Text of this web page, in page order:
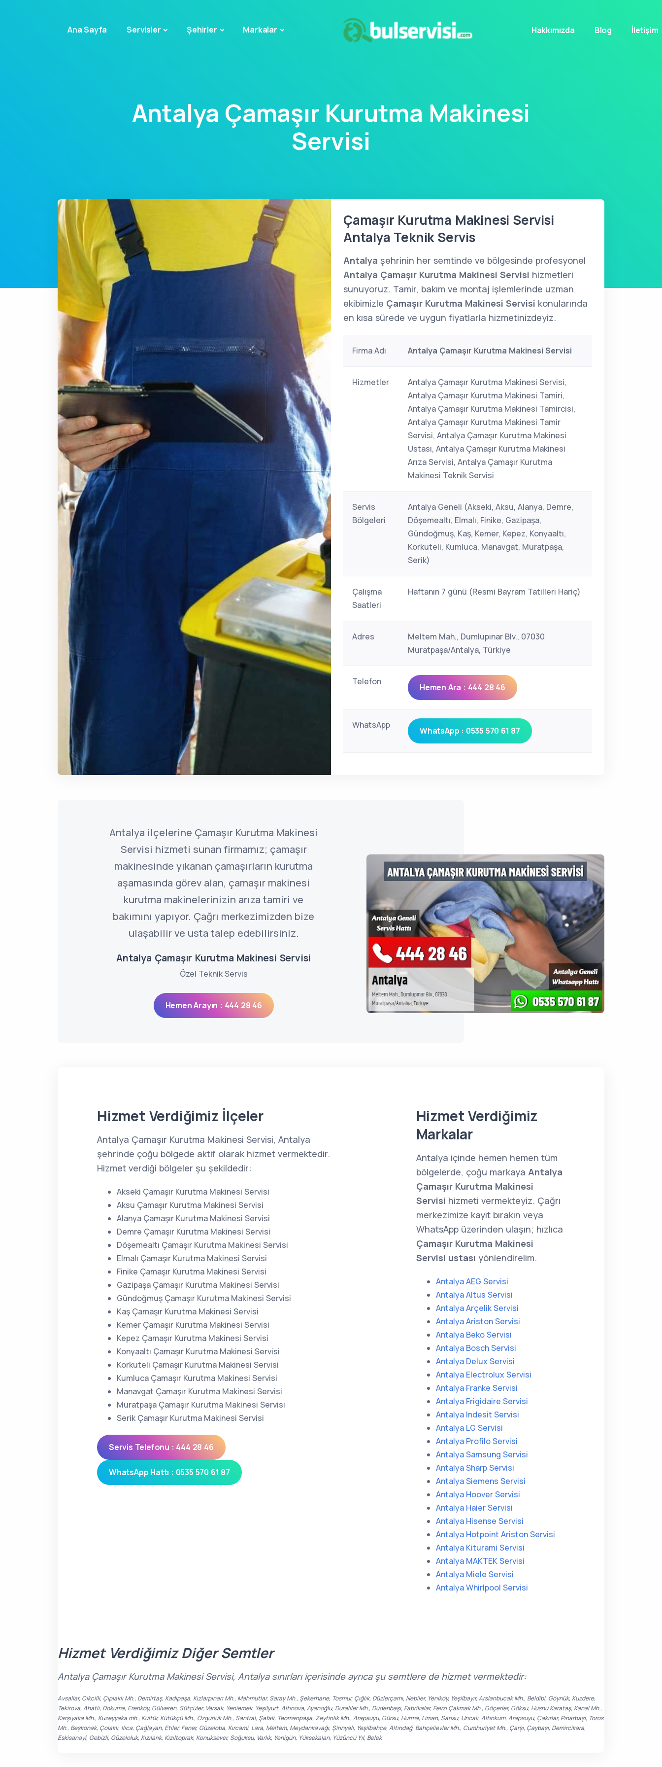
Ana Sayfa Servisler Şehirler Markalar Hakkımızda Blog İletişim
Antalya Çamaşır Kurutma Makinesi
Servisi
Çamaşır Kurutma Makinesi Servisi
Antalya Teknik Servis
Antalya şehrinin her semtinde ve bölgesinde profesyonel
Antalya Çamaşır Kurutma Makinesi Servisi hizmetleri
sunuyoruz. Tamir, bakım ve montaj işlemlerinde uzman
ekibimizle Çamaşır Kurutma Makinesi Servisi konularında
en kısa sürede ve uygun fiyatlarla hizmetinizdeyiz.
Firma Adı Antalya Çamaşır Kurutma Makinesi Servisi
Hizmetler
Antalya Çamaşır Kurutma Makinesi Servisi,
Antalya Çamaşır Kurutma Makinesi Tamiri,
Antalya Çamaşır Kurutma Makinesi Tamircisi,
Antalya Çamaşır Kurutma Makinesi Tamir
Servisi, Antalya Çamaşır Kurutma Makinesi
Ustası, Antalya Çamaşır Kurutma Makinesi
Arıza Servisi, Antalya Çamaşır Kurutma
Makinesi Teknik Servisi
Servis
Bölgeleri
Antalya Geneli (Akseki, Aksu, Alanya, Demre,
Döşemealtı, Elmalı, Finike, Gazipaşa,
Gündoğmuş, Kaş, Kemer, Kepez, Konyaaltı,
Korkuteli, Kumluca, Manavgat, Muratpaşa,
Serik)
Çalışma
Saatleri
Haftanın 7 günü (Resmi Bayram Tatilleri Hariç)
Adres
Meltem Mah., Dumlupınar Blv., 07030
Muratpaşa/Antalya, Türkiye
Telefon
Hemen Ara : 444 28 46
WhatsApp
WhatsApp : 0535 570 61 87
Antalya ilçelerine Çamaşır Kurutma Makinesi
Servisi hizmeti sunan firmamız; çamaşır
makinesinde yıkanan çamaşırların kurutma
aşamasında görev alan, çamaşır makinesi
kurutma makinelerinizin arıza tamiri ve
bakımını yapıyor. Çağrı merkezimizden bize
ulaşabilir ve usta talep edebilirsiniz.
Antalya Çamaşır Kurutma Makinesi Servisi
Özel Teknik Servis
Hemen Arayın : 444 28 46
Hizmet Verdiğimiz İlçeler
Antalya Çamaşır Kurutma Makinesi Servisi, Antalya
şehrinde çoğu bölgede aktif olarak hizmet vermektedir.
Hizmet verdiği bölgeler şu şekildedir:
Akseki Çamaşır Kurutma Makinesi Servisi
Aksu Çamaşır Kurutma Makinesi Servisi
Alanya Çamaşır Kurutma Makinesi Servisi
Demre Çamaşır Kurutma Makinesi Servisi
Döşemealtı Çamaşır Kurutma Makinesi Servisi
Elmalı Çamaşır Kurutma Makinesi Servisi
Finike Çamaşır Kurutma Makinesi Servisi
Gazipaşa Çamaşır Kurutma Makinesi Servisi
Gündoğmuş Çamaşır Kurutma Makinesi Servisi
Kaş Çamaşır Kurutma Makinesi Servisi
Kemer Çamaşır Kurutma Makinesi Servisi
Kepez Çamaşır Kurutma Makinesi Servisi
Konyaaltı Çamaşır Kurutma Makinesi Servisi
Korkuteli Çamaşır Kurutma Makinesi Servisi
Kumluca Çamaşır Kurutma Makinesi Servisi
Manavgat Çamaşır Kurutma Makinesi Servisi
Muratpaşa Çamaşır Kurutma Makinesi Servisi
Serik Çamaşır Kurutma Makinesi Servisi
Servis Telefonu : 444 28 46
WhatsApp Hattı : 0535 570 61 87
Hizmet Verdiğimiz
Markalar
Antalya içinde hemen hemen tüm
bölgelerde, çoğu markaya Antalya
Çamaşır Kurutma Makinesi
Servisi hizmeti vermekteyiz. Çağrı
merkezimize kayıt bırakın veya
WhatsApp üzerinden ulaşın; hızlıca
Çamaşır Kurutma Makinesi
Servisi ustası yönlendirelim.
Antalya AEG Servisi
Antalya Altus Servisi
Antalya Arçelik Servisi
Antalya Ariston Servisi
Antalya Beko Servisi
Antalya Bosch Servisi
Antalya Delux Servisi
Antalya Electrolux Servisi
Antalya Franke Servisi
Antalya Frigidaire Servisi
Antalya Indesit Servisi
Antalya LG Servisi
Antalya Profilo Servisi
Antalya Samsung Servisi
Antalya Sharp Servisi
Antalya Siemens Servisi
Antalya Hoover Servisi
Antalya Haier Servisi
Antalya Hisense Servisi
Antalya Hotpoint Ariston Servisi
Antalya Kiturami Servisi
Antalya MAKTEK Servisi
Antalya Miele Servisi
Antalya Whirlpool Servisi
Hizmet Verdiğimiz Diğer Semtler
Antalya Çamaşır Kurutma Makinesi Servisi, Antalya sınırları içerisinde ayrıca şu semtlere de hizmet vermektedir:
Avsallar, Cikcilli, Çıplaklı Mh., Demirtaş, Kadıpaşa, Kızlarpınarı Mh., Mahmutlar, Saray Mh., Şekerhane, Tosmur, Çığlık, Düzlerçamı, Nebiler, Yeniköy, Yeşilbayır, Arslanbucak Mh., Beldibi, Göynük, Kuzdere,
Tekirova, Ahatlı, Dokuma, Erenköy, Gülveren, Sütçüler, Varsak, Yeniemek, Yeşilyurt, Altınova, Ayanoğlu, Duraliler Mh., Düdenbaşı, Fabrikalar, Fevzi Çakmak Mh., Göçerler, Göksu, Hüsnü Karataş, Kanal Mh.,
Karşıyaka Mh., Kuzeyyaka mh., Kültür, Kütükçü Mh., Özgürlük Mh., Santral, Şafak, Teomanpaşa, Zeytinlik Mh., Arapsuyu, Gürsu, Hurma, Liman, Sarısu, Uncalı, Altınkum, Arapsuyu, Çakırlar, Pınarbaşı, Toros
Mh., Beşkonak, Çolaklı, Ilıca, Çağlayan, Etiler, Fener, Güzeloba, Kırcami, Lara, Meltem, Meydankavağı, Şirinyalı, Yeşilbahçe, Altındağ, Bahçelievler Mh., Cumhuriyet Mh., Çarşı, Çaybaşı, Demircikara,
Eskisanayi, Gebizli, Güzeloluk, Kızılarık, Kızıltoprak, Konuksever, Soğuksu, Varlık, Yenigün, Yüksekalan, Yüzüncü Yıl, Belek